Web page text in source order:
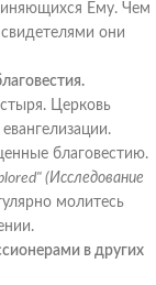
Ему. Чем
они
Церковь
благовестию.
(Исследование
молитесь
в других